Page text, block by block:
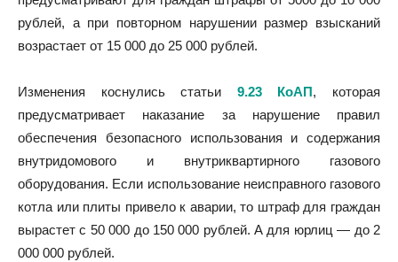
рублей, а при повторном нарушении размер взысканий
возрастает от 15 000 до 25 000 рублей.
Изменения коснулись статьи 9.23 КоАП, которая
предусматривает наказание за нарушение правил
обеспечения безопасного использования и содержания
внутридомового и внутриквартирного газового
оборудования. Если использование неисправного газового
котла или плиты привело к аварии, то штраф для граждан
вырастет с 50 000 до 150 000 рублей. А для юрлиц — до 2
000 000 рублей.